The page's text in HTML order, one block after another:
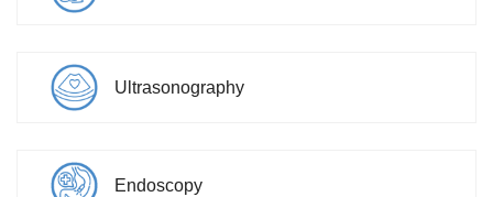
Ultrasonography
Endoscopy